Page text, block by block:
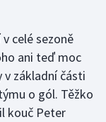
celé sezoně
ani teď moc
v základní části
o gól. Těžko
kouč Peter